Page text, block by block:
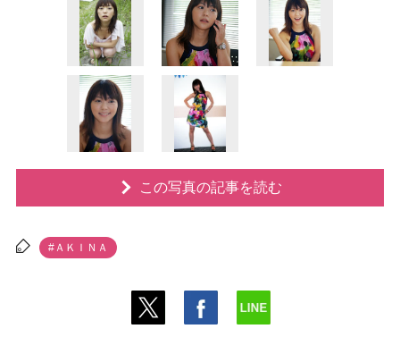
この写真の記事を読む
#ＡＫＩＮＡ